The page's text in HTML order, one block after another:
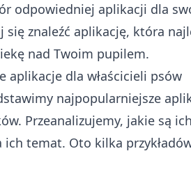
odpowiedniej aplikacji dla
się znaleźć aplikację, która
nad Twoim pupilem.
aplikacje dla właścicieli psów
najpopularniejsze
Przeanalizujemy, jakie są
temat. Oto kilka